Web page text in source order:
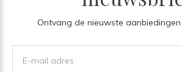
Ontvang de nieuwste